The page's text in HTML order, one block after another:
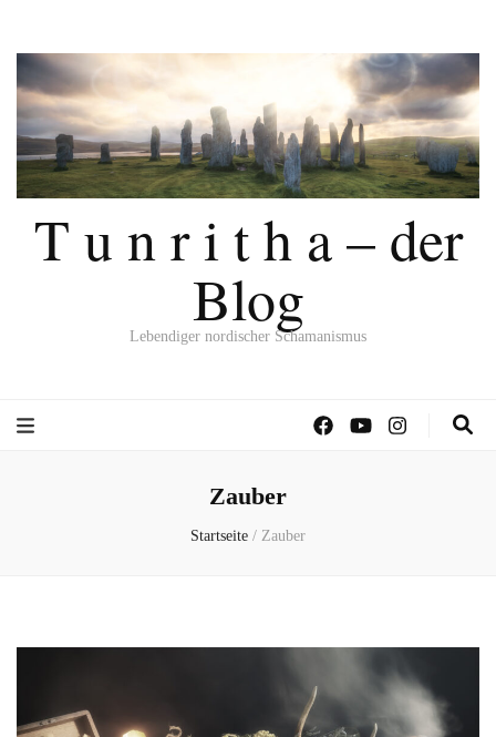
T u n r i t h a – der
Blog
Lebendiger nordischer Schamanismus
Zauber
Startseite / Zauber